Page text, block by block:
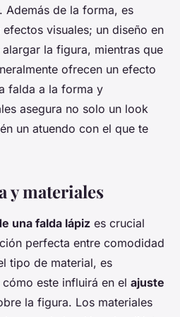
de la forma, es
visuales; un diseño en
la figura, mientras que
ofrecen un efecto
falda a la forma y
asegura no solo un look
un atuendo con el que te
y materiales
una falda lápiz es crucial
perfecta entre comodidad
tipo de material, es
este influirá en el ajuste
la figura. Los materiales